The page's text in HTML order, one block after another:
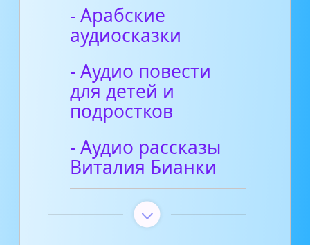
- Арабские
аудиосказки
- Аудио повести
для детей и
подростков
- Аудио рассказы
Виталия Бианки